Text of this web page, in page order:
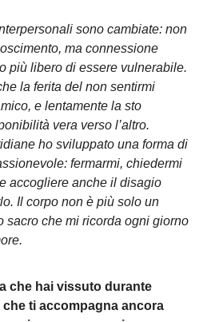
sono cambiate: non
ma connessione
più libero di essere vulnerabile.
la ferita del non sentirmi
e lentamente la sto
vera verso l’altro.
ho sviluppato una forma di
fermarmi, chiedermi
accogliere anche il disagio
Il corpo non è più solo un
sacro che mi ricorda ogni giorno
che hai vissuto durante
che ti accompagna ancora